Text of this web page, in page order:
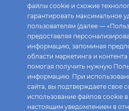
Внеочередное общее
акционеров 1, август
08 июля 2022
Внеочередное общее
акционеров, март 2022
файлы cookie и схожие
гарантировать максимальное
пользователям (далее —
предоставляя
информацию, запоминая
области маркетинга и
помогая получить нужную
информацию. При
сайта, вы подтверждаете свое
использование файлов cookie в
настоящим уведомлением в